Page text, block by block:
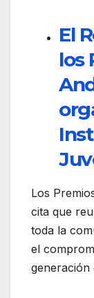
El
los
Los
cita que
toda la
el
generación